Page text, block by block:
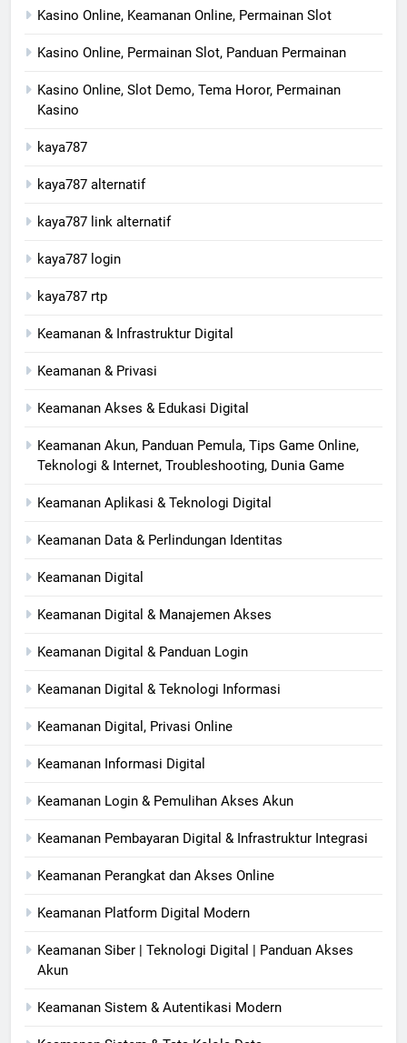
Kasino Online, Keamanan Online, Permainan Slot
Kasino Online, Permainan Slot, Panduan Permainan
Kasino Online, Slot Demo, Tema Horor, Permainan
Kasino
kaya787
kaya787 alternatif
kaya787 link alternatif
kaya787 login
kaya787 rtp
Keamanan & Infrastruktur Digital
Keamanan & Privasi
Keamanan Akses & Edukasi Digital
Keamanan Akun, Panduan Pemula, Tips Game Online,
Teknologi & Internet, Troubleshooting, Dunia Game
Keamanan Aplikasi & Teknologi Digital
Keamanan Data & Perlindungan Identitas
Keamanan Digital
Keamanan Digital & Manajemen Akses
Keamanan Digital & Panduan Login
Keamanan Digital & Teknologi Informasi
Keamanan Digital, Privasi Online
Keamanan Informasi Digital
Keamanan Login & Pemulihan Akses Akun
Keamanan Pembayaran Digital & Infrastruktur Integrasi
Keamanan Perangkat dan Akses Online
Keamanan Platform Digital Modern
Keamanan Siber | Teknologi Digital | Panduan Akses
Akun
Keamanan Sistem & Autentikasi Modern